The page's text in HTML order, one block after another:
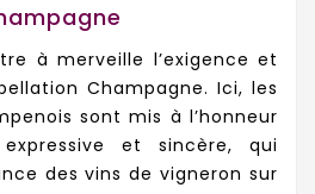
à merveille l’exigence et
Champagne. Ici, les
sont mis à l’honneur
et sincère, qui
des vins de vigneron sur